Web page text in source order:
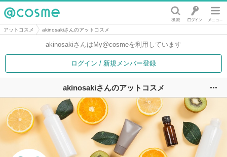
@cosme
アットコスメ akinosakiさんのアットコスメ
akinosakiさんは My@cosmeを利用しています
ログイン / 新規メンバー登録
akinosakiさんのアットコスメ